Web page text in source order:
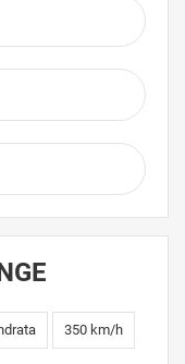
350 km/h